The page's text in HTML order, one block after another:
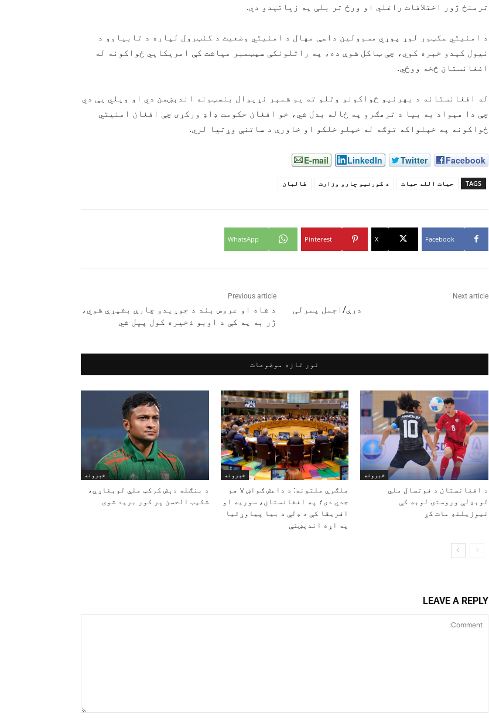
ترمنځ ژور اختلافات راغلي او ورځ تر بلې په زیاتېدو دي.
د امنیتي سکټور لوړ پوړي مسوولین داسې مهال د امنیتي وضعیت د کنټرول لپاره د تابیاوو د
نیول کېدو خبره کوي، چې ټاکل شوې ده، په راتلونکې سپټمبر میاشت کې امریکايي ځواکونه له
افغانستان څخه ووځي.
له افغانستانه د بهرنیو ځواکونو وتلو ته یو شمېر نړیوال بنسټونه اندېښمن دي او ویلي یې دي
چې دا هېواد به بیا د ترهګرو په ځاله بدل شي، خو افغان حکومت ډاډ ورکړی چې افغان امنیتي
ځواکونه په خپلواکه توګه له خپلو خلکو او خاورې د ساتنې وړتیا لري.
Facebook
Twitter
LinkedIn
E-mail
TAGS حیات الله حیات د کورنیو چارو وزارت طالبان
Facebook
X
Pinterest
WhatsApp
Previous article
د شاه او عروس بند د جوړېدو چارې بشپړې شوي،
ژر به په کې د اوبو ذخیره کول پیل شي
Next article
درې/اجمل پسرلی
نور تازه موضوعات
خبرونه
د افغانستان د فوتسال ملي
لوبډلې وروستۍ لوبه کې
نیوزیلنډ مات کړ
خبرونه
ملګري ملتونه: د داعش ګواښ لا هم
جدي دی؛ په افغانستان، سوریه او
افریقا کې د ډلې د بیا پیاوړتیا
په اړه اندېښنې
خبرونه
د بنګله دېش کرکټ ملي لوبغاړي،
شکیب الحسن پر کور برید شوی
LEAVE A REPLY